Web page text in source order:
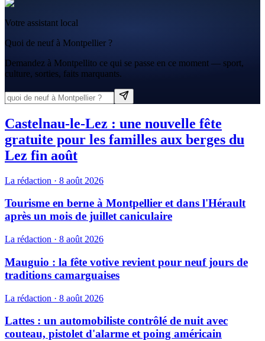
Votre assistant local
Quoi de neuf à Montpellier ?
Demandez à Montpellito ce qui se passe en ce moment — sport,
culture, sorties, faits marquants.
Castelnau-le-Lez : une nouvelle fête
gratuite pour les familles aux berges du
Lez fin août
La rédaction · 8 août 2026
Tourisme en berne à Montpellier et dans l'Hérault
après un mois de juillet caniculaire
La rédaction · 8 août 2026
Mauguio : la fête votive revient pour neuf jours de
traditions camarguaises
La rédaction · 8 août 2026
Lattes : un automobiliste contrôlé de nuit avec
couteau, pistolet d'alarme et poing américain